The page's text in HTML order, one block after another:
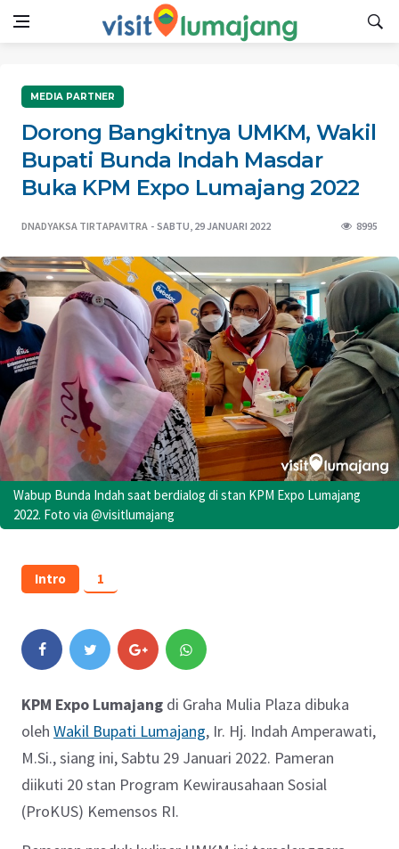
MEDIA PARTNER
Dorong Bangkitnya UMKM, Wakil
Bupati Bunda Indah Masdar
Buka KPM Expo Lumajang 2022
DNADYAKSA TIRTAPAVITRA SABTU, 29 JANUARI 2022 8995
Wabup Bunda Indah saat berdialog di stan KPM Expo Lumajang
2022. Foto via @visitlumajang
Intro 1
KPM Expo Lumajang di Graha Mulia Plaza dibuka
oleh Wakil Bupati Lumajang, Ir. Hj. Indah Amperawati,
M.Si., siang ini, Sabtu 29 Januari 2022. Pameran
diikuti 20 stan Program Kewirausahaan Sosial
(ProKUS) Kemensos RI.